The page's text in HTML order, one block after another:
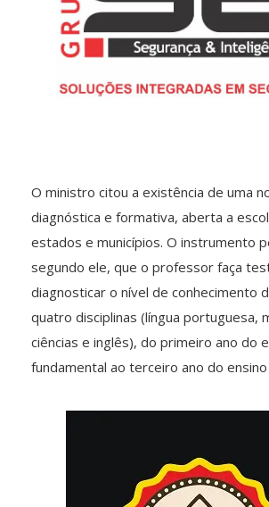
O ministro citou a existência de uma
diagnóstica e formativa, aberta a
estados e municípios. O instrumento
segundo ele, que o professor faça
diagnosticar o nível de conhecimento
quatro disciplinas (língua portuguesa,
ciências e inglês), do primeiro ano do
fundamental ao terceiro ano do